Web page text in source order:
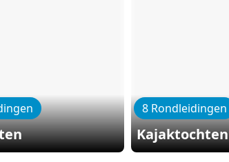
8 Rondleidingen
Kajaktochten